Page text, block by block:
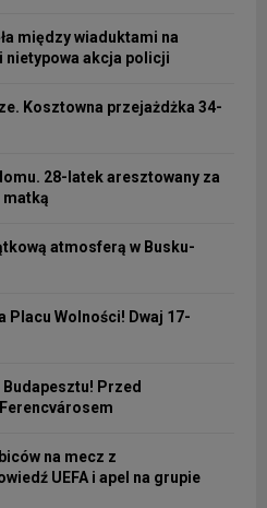
między wiaduktami na
nietypowa akcja policji
Kosztowna przejażdżka 34-
28-latek aresztowany za
matką
atmosferą w Busku-
Placu Wolności! Dwaj 17-
Przed
na mecz z
UEFA i apel na grupie